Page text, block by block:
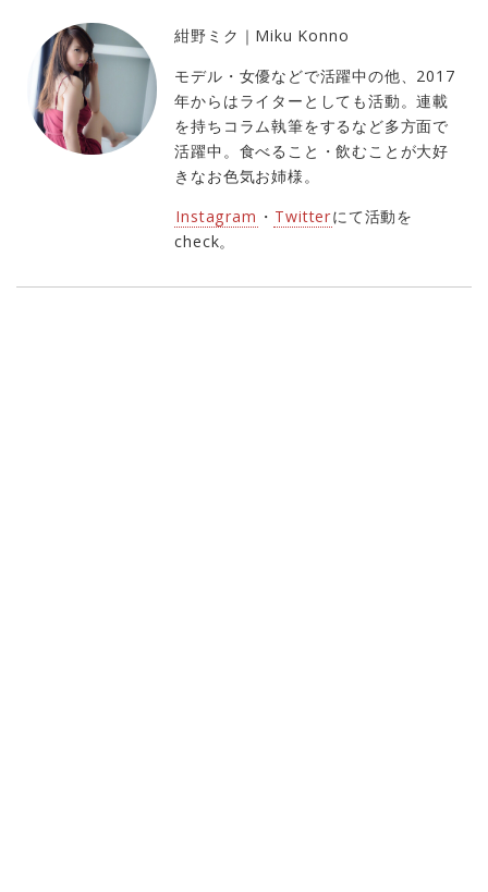
紺野ミク｜Miku Konno
モデル・女優などで活躍中の他、2017
年からはライターとしても活動。連載
を持ちコラム執筆をするなど多方面で
活躍中。食べること・飲むことが大好
きなお色気お姉様。
Instagram ・ Twitterにて活動を
check。